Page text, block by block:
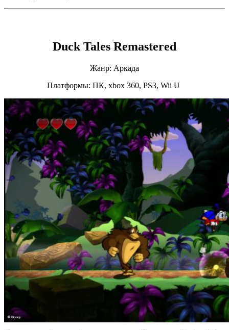
Duck Tales Remastered
Жанр: Аркада
Платформы: ПК, xbox 360, PS3, Wii U